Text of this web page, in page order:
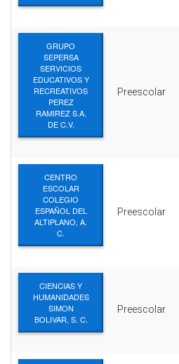
GRUPO
SEPERSA
SERVICIOS
EDUCATIVOS Y
RECREATIVOS
PEREZ
RAMIREZ S.A.
DE C.V.
Preescolar
CENTRO
ESCOLAR
COLEGIO
ESPAÑOL DEL
ALTIPLANO, A.
C.
Preescolar
CIENCIAS Y
HUMANIDADES
SIMON
BOLIVAR, S. C.
Preescolar